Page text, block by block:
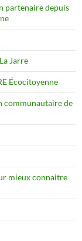
partenaire depuis
Jarre
Écocitoyenne
communautaire de
mieux connaitre